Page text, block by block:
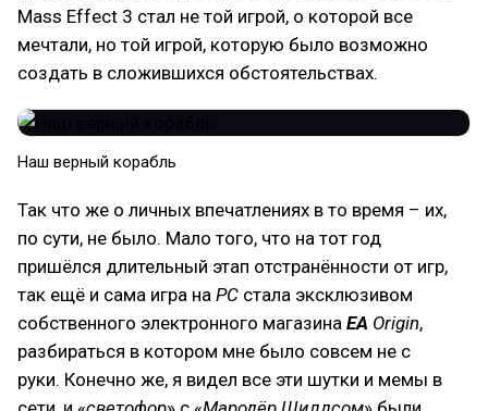
Mass Effect 3 стал не той игрой, о которой все
мечтали, но той игрой, которую было возможно
создать в сложившихся обстоятельствах.
Наш верный корабль
Так что же о личных впечатлениях в то время – их,
по сути, не было. Мало того, что на тот год
пришёлся длительный этап отстранённости от игр,
так ещё и сама игра на PC стала эксклюзивом
собственного электронного магазина EA Origin,
разбираться в котором мне было совсем не с
руки. Конечно же, я видел все эти шутки и мемы в